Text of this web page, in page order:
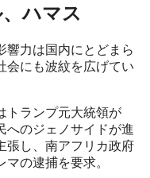
ハマス
響力は国内にとどまら
会にも波紋を広げてい
トランプ元大統領が
へのジェノサイドが進
張し、南アフリカ政府
マの逮捕を要求。